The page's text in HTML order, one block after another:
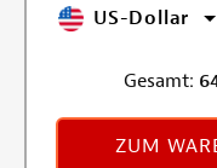
US-Dollar
Gesamt:
ZUM